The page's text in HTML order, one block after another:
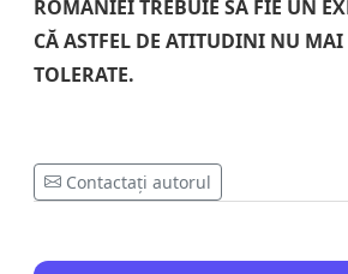
ROMÂNIEI TREBUIE SA FIE UN
CĂ ASTFEL DE ATITUDINI NU MAI
TOLERATE.
Contactați autorul